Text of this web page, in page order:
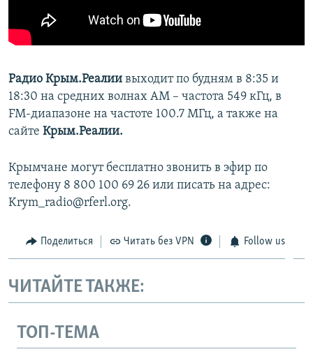
Радио Крым.Реалии выходит по будням в 8:35 и
18:30 на средних волнах АМ – частота 549 кГц, в
FM-диапазоне на частоте 100.7 МГц, а также на
сайте Крым.Реалии.
Крымчане могут бесплатно звонить в эфир по
телефону 8 800 100 69 26 или писать на адрес:
Krym_radio@rferl.org.
Поделиться Читать без VPN Follow us
ЧИТАЙТЕ ТАКЖЕ:
ТОП-ТЕМА